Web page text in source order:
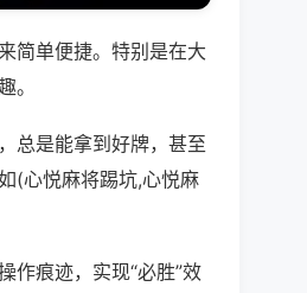
简单便捷。特别是在大
。
总是能拿到好牌，甚至
(心悦麻将踢坑,心悦麻
作痕迹，实现“必胜”效